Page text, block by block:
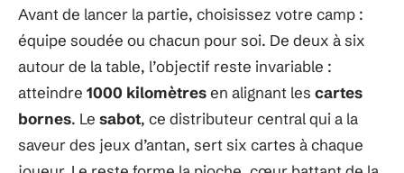
Avant de lancer la partie, choisissez votre camp :
équipe soudée ou chacun pour soi. De deux à six
autour de la table, l’objectif reste invariable :
atteindre 1000 kilomètresen alignant les cartes
bornes. Le sabot, ce distributeur central qui a la
saveur des jeux d’antan, sert six cartes à chaque